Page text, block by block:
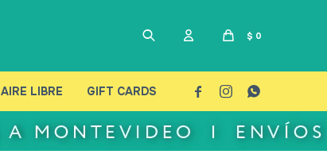
AIRE LIBRE GIFT CARDS
$ 0
  